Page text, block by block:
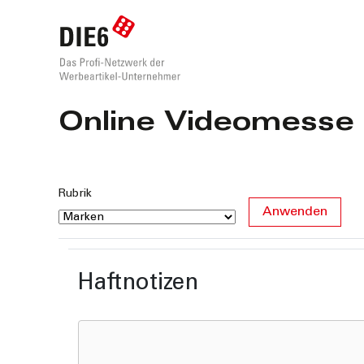
Online Videomesse
Rubrik
Haftnotizen